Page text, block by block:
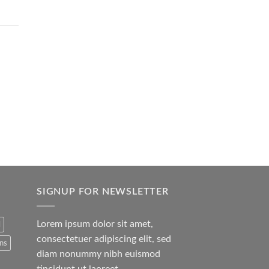
SIGNUP FOR NEWSLETTER
Lorem ipsum dolor sit amet,
consectetuer adipiscing elit, sed
diam nonummy nibh euismod